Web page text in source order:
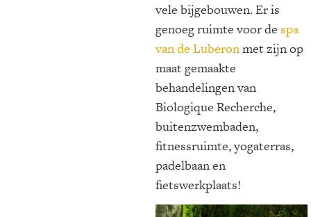
vele bijgebouwen. Er is
genoeg ruimte voor de spa
van de Luberonmet zijn op
maat gemaakte
behandelingen van
Biologique Recherche,
buitenzwembaden,
fitnessruimte, yogaterras,
padelbaan en
fietswerkplaats!